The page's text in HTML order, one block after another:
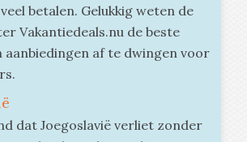
betalen. Gelukkig weten de
Vakantiedeals.nu de beste
aanbiedingen af te dwingen voor
dat Joegoslavië verliet zonder